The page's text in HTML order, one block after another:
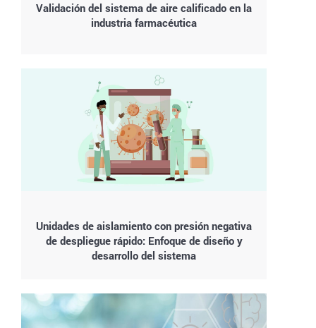
Validación del sistema de aire calificado en la
industria farmacéutica
Unidades de aislamiento con presión negativa
de despliegue rápido: Enfoque de diseño y
desarrollo del sistema